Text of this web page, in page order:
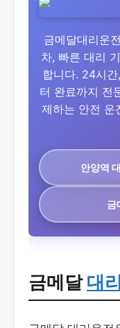
금메달대리운
차, 빠른 대리
합니다. 24시
터 완료까지 전
제하는 안전 운
안양역
금
금메달대